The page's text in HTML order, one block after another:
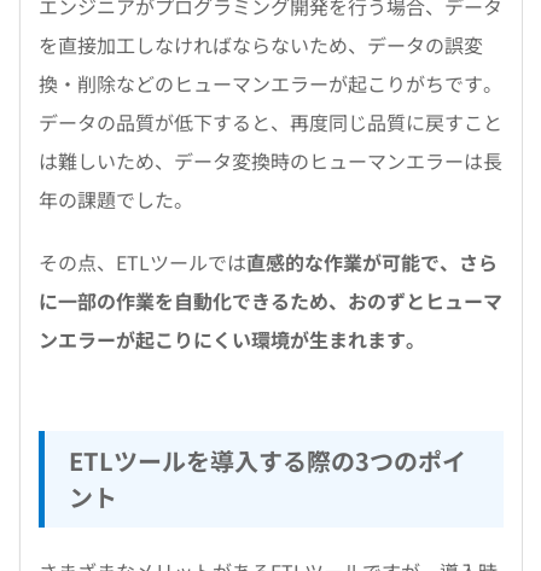
を直接加工しなければならないため、データの誤変
換・削除などのヒューマンエラーが起こりがちです。
データの品質が低下すると、再度同じ品質に戻すこと
は難しいため、データ変換時のヒューマンエラーは長
年の課題でした。
その点、ETLツールでは直感的な作業が可能で、さら
に一部の作業を自動化できるため、おのずとヒューマ
ンエラーが起こりにくい環境が生まれます。
ETLツールを導入する際の3つのポイ
ント